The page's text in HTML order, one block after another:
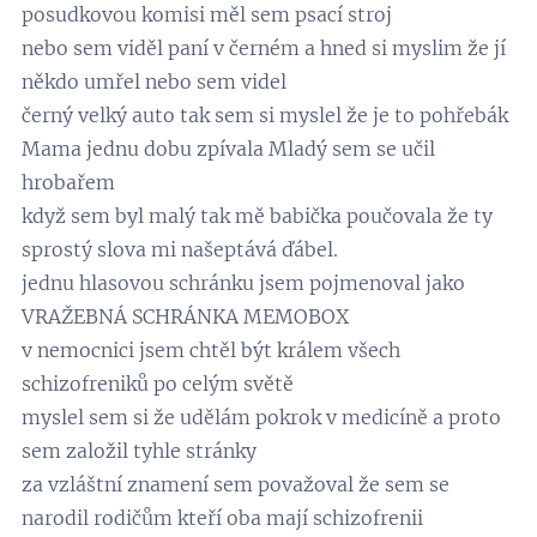
posudkovou komisi měl sem psací stroj
nebo sem viděl paní v černém a hned si myslim že jí
někdo umřel nebo sem videl
černý velký auto tak sem si myslel že je to pohřebák
Mama jednu dobu zpívala Mladý sem se učil
hrobařem
když sem byl malý tak mě babička poučovala že ty
sprostý slova mi našeptává ďábel.
jednu hlasovou schránku jsem pojmenoval jako
VRAŽEBNÁ SCHRÁNKA MEMOBOX
v nemocnici jsem chtěl být králem všech
schizofreniků po celým světě
myslel sem si že udělám pokrok v medicíně a proto
sem založil tyhle stránky
za vzláštní znamení sem považoval že sem se
narodil rodičům kteří oba mají schizofrenii